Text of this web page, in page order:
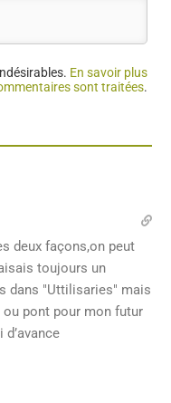
En savoir plus
sont traitées.
deux façons,on peut
toujours un
dans "Uttilisaries" mais
pont pour mon futur